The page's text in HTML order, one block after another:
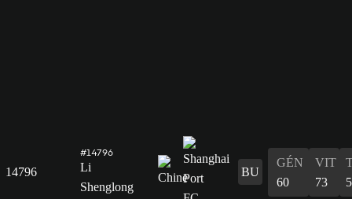
14796
#14796
Li
Shenglong
BU
GÉN
60
VIT
73